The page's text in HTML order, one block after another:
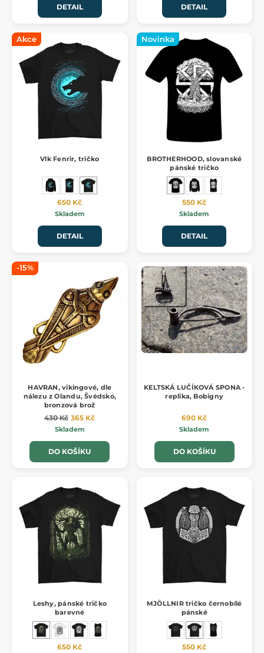
DETAIL DETAIL
Akce
Vlk Fenrir, tričko
650 Kč
Skladem
DETAIL
Novinka
BROTHERHOOD, slovanské
pánské tričko
550 Kč
Skladem
DETAIL
-15%
HAVRAN, vikingové, dle
nálezu z Olandu, Švédsko,
bronzová brož
430 Kč 365 Kč
Skladem
DO KOŠÍKU
KELTSKÁ LUČÍKOVÁ SPONA -
replika, Bobigny
690 Kč
Skladem
DO KOŠÍKU
Leshy, pánské tričko
barevné
650 Kč
MJÖLLNIR tričko černobílé
pánské
550 Kč